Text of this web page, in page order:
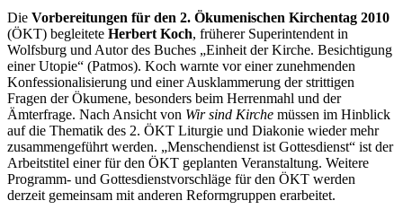
Die Vorbereitungen für den 2. Ökumenischen Kirchentag 2010
(ÖKT) begleitete Herbert Koch, früherer Superintendent in
Wolfsburg und Autor des Buches „Einheit der Kirche. Besichtigung
einer Utopie“ (Patmos). Koch warnte vor einer zunehmenden
Konfessionalisierung und einer Ausklammerung der strittigen
Fragen der Ökumene, besonders beim Herrenmahl und der
Ämterfrage. Nach Ansicht von Wir sind Kirche müssen im Hinblick
auf die Thematik des 2. ÖKT Liturgie und Diakonie wieder mehr
zusammengeführt werden. „Menschendienst ist Gottesdienst“ ist der
Arbeitstitel einer für den ÖKT geplanten Veranstaltung. Weitere
Programm- und Gottesdienstvorschläge für den ÖKT werden
derzeit gemeinsam mit anderen Reformgruppen erarbeitet.